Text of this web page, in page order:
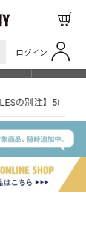
ログイン
SHOP LIST
Pant